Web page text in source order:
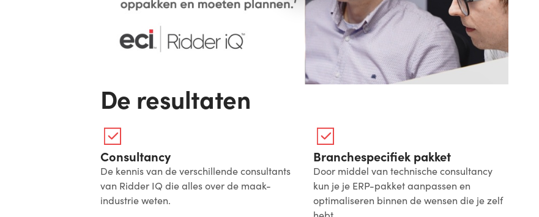
De resultaten
Consultancy
De kennis van de verschillende consultants
van Ridder IQ die alles over de maak-
industrie weten.
Branchespecifiek pakket
Door middel van technische consultancy
kun je je ERP-pakket aanpassen en
optimaliseren binnen de wensen die je zelf